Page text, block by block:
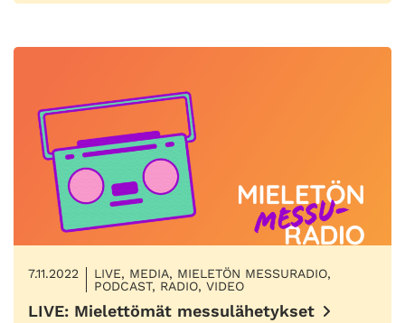
7.11.2022
LIVE, MEDIA, MIELETÖN MESSURADIO,
PODCAST, RADIO, VIDEO
LIVE: Mielettömät messulähetykset